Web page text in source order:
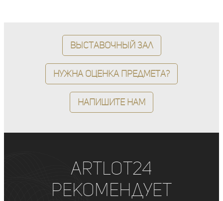
Выставочный зал
Нужна оценка предмета?
Напишите нам
ArtLot24
рекомендует